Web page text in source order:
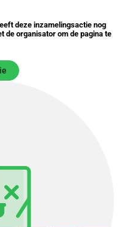
deze inzamelingsactie nog
de organisator om de pagina te